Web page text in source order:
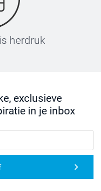
herdruk
exclusieve
in je inbox